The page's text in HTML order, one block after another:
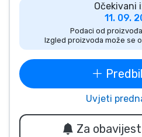
Očekivani
11. 09.
Podaci od
Izgled proizvoda može se
Uvjeti
Za